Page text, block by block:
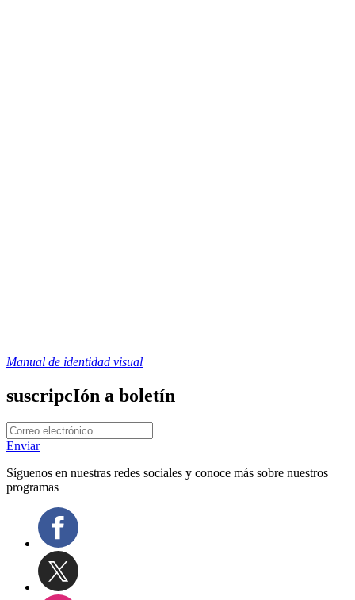
Manual de identidad visual
suscripcIón a boletín
Enviar
Síguenos en nuestras redes sociales y conoce más sobre nuestros
programas